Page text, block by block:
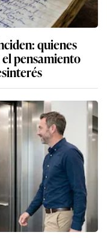
quienes
pensamiento